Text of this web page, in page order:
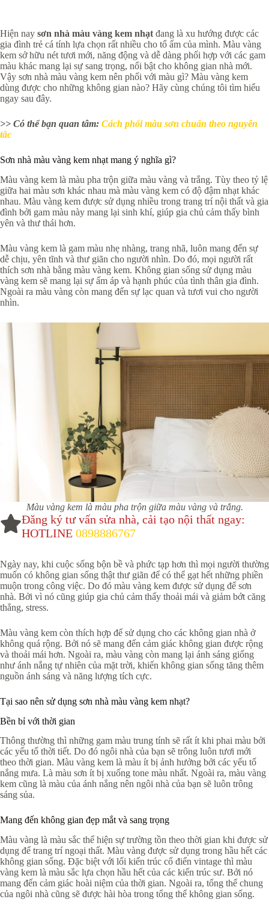
Hiện nay sơn nhà màu vàng kem nhạt đang là xu hướng được các
gia đình trẻ cá tính lựa chọn rất nhiều cho tổ ấm của mình. Màu vàng
kem sở hữu nét tươi mới, năng động và dễ dàng phối hợp với các gam
màu khác mang lại sự sang trọng, nổi bật cho không gian nhà mới.
Vậy sơn nhà màu vàng kem nên phối với màu gì? Màu vàng kem
dùng được cho những không gian nào? Hãy cùng chúng tôi tìm hiểu
ngay sau đây.
>> Có thể bạn quan tâm: Cách phối màu sơn chuẩn theo nguyên
tắc
Sơn nhà màu vàng kem nhạt mang ý nghĩa gì?
Màu vàng kem là màu pha trộn giữa màu vàng và trắng. Tùy theo tỷ lệ
giữa hai màu sơn khác nhau mà màu vàng kem có độ đậm nhạt khác
nhau. Màu vàng kem được sử dụng nhiều trong trang trí nội thất và gia
đình bởi gam màu này mang lại sinh khí, giúp gia chủ cảm thấy bình
yên và thư thái hơn.
Màu vàng kem là gam màu nhẹ nhàng, trang nhã, luôn mang đến sự
dễ chịu, yên tĩnh và thư giãn cho người nhìn. Do đó, mọi người rất
thích sơn nhà bằng màu vàng kem. Không gian sống sử dụng màu
vàng kem sẽ mang lại sự ấm áp và hạnh phúc của tình thân gia đình.
Ngoài ra màu vàng còn mang đến sự lạc quan và tươi vui cho người
nhìn.
Màu vàng kem là màu pha trộn giữa màu vàng và trắng.
Đăng ký tư vấn sửa nhà, cải tạo nội thất ngay:
HOTLINE 0898886767
Ngày nay, khi cuộc sống bộn bề và phức tạp hơn thì mọi người thường
muốn có không gian sống thật thư giãn để có thể gạt hết những phiền
muộn trong công việc. Do đó màu vàng kem được sử dụng để sơn
nhà. Bởi vì nó cũng giúp gia chủ cảm thấy thoải mái và giảm bớt căng
thẳng, stress.
Màu vàng kem còn thích hợp để sử dụng cho các không gian nhà ở
không quá rộng. Bởi nó sẽ mang đến cảm giác không gian được rộng
và thoải mái hơn. Ngoài ra, màu vàng còn mang lại ánh sáng giống
như ánh nắng tự nhiên của mặt trời, khiến không gian sống tăng thêm
nguồn ánh sáng và năng lượng tích cực.
Tại sao nên sử dụng sơn nhà màu vàng kem nhạt?
Bền bỉ với thời gian
Thông thường thì những gam màu trung tính sẽ rất ít khi phai màu bởi
các yếu tố thời tiết. Do đó ngôi nhà của bạn sẽ trông luôn tươi mới
theo thời gian. Màu vàng kem là màu ít bị ảnh hưởng bởi các yếu tố
nắng mưa. Là màu sơn ít bị xuống tone màu nhất. Ngoài ra, màu vàng
kem cũng là màu của ánh nắng nên ngôi nhà của bạn sẽ luôn trông
sáng sủa.
Mang đến không gian đẹp mắt và sang trọng
Màu vàng là màu sắc thể hiện sự trường tồn theo thời gian khi được sử
dụng để trang trí ngoại thất. Màu vàng được sử dụng trong hầu hết các
không gian sống. Đặc biệt với lối kiến trúc cổ điển vintage thì màu
vàng kem là màu sắc lựa chọn hầu hết của các kiến trúc sư. Bởi nó
mang đến cảm giác hoài niệm của thời gian. Ngoài ra, tổng thể chung
của ngôi nhà cũng sẽ được hài hòa trong tổng thể không gian sống.